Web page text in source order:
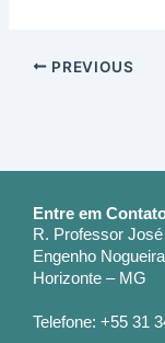
PREVIOUS
Entre em
R. Professor
Engenho
Horizonte – MG
Telefone: +55 31